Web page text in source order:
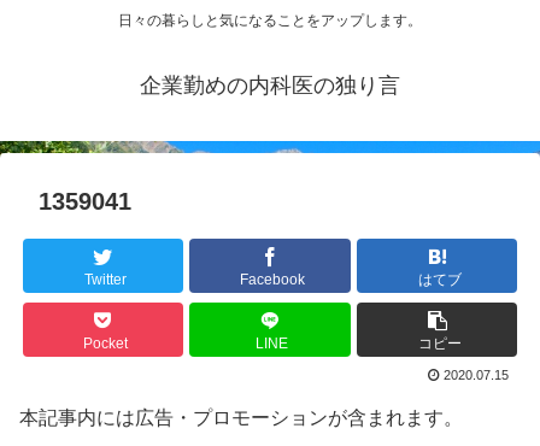
日々の暮らしと気になることをアップします。
企業勤めの内科医の独り言
1359041
Twitter Facebook はてブ
Pocket LINE コピー
2020.07.15
本記事内には広告・プロモーションが含まれます。